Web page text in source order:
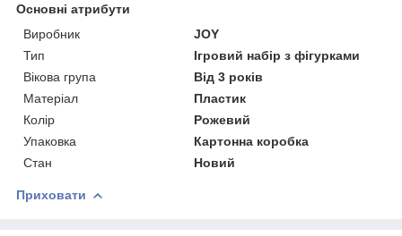
Основні атрибути
Виробник
JOY
Тип
Ігровий набір з фігурками
Вікова група
Від 3 років
Матеріал
Пластик
Колір
Рожевий
Упаковка
Картонна коробка
Стан
Новий
Приховати